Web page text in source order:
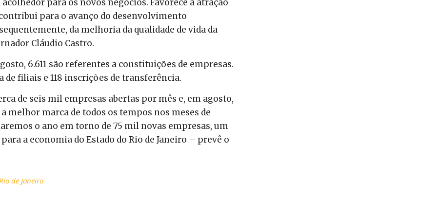
para os novos negócios. Favorece a atração
para o avanço do desenvolvimento
da melhoria da qualidade de vida da
Cláudio Castro.
6.611 são referentes a constituições de empresas.
filiais e 118 inscrições de transferência.
de seis mil empresas abertas por mês e, em agosto,
melhor marca de todos os tempos nos meses de
o ano em torno de 75 mil novas empresas, um
a economia do Estado do Rio de Janeiro – prevê o
de Janeiro